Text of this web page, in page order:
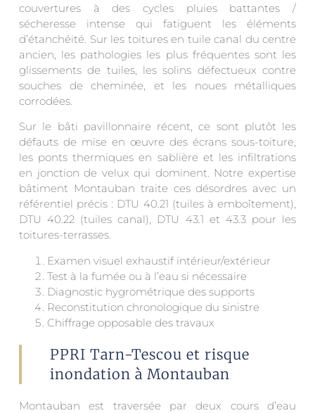
couvertures à des cycles pluies battantes /
sécheresse intense qui fatiguent les éléments
d’étanchéité. Sur les toitures en tuile canal du centre
ancien, les pathologies les plus fréquentes sont les
glissements de tuiles, les solins défectueux contre
souches de cheminée, et les noues métalliques
corrodées.
Sur le bâti pavillonnaire récent, ce sont plutôt les
défauts de mise en œuvre des écrans sous-toiture,
les ponts thermiques en sablière et les infiltrations
en jonction de velux qui dominent. Notre expertise
bâtiment Montauban traite ces désordres avec un
référentiel précis : DTU 40.21 (tuiles à emboîtement),
DTU 40.22 (tuiles canal), DTU 43.1 et 43.3 pour les
toitures-terrasses.
Examen visuel exhaustif intérieur/extérieur
Test à la fumée ou à l’eau si nécessaire
Diagnostic hygrométrique des supports
Reconstitution chronologique du sinistre
Chiffrage opposable des travaux
PPRI Tarn-Tescou et risque
inondation à Montauban
Montauban est traversée par deux cours d’eau